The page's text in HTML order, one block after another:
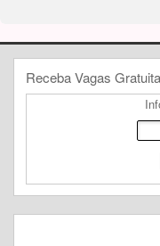
Receba Vagas